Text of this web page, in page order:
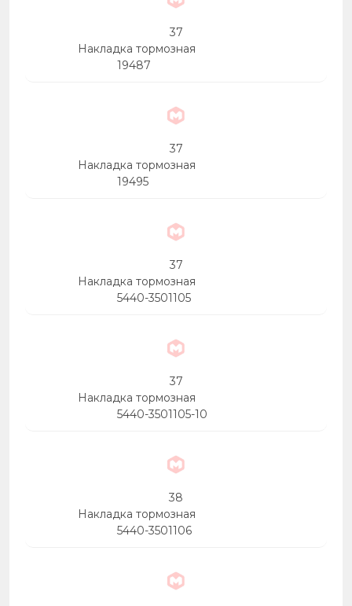
37
Накладка тормозная
19487
37
Накладка тормозная
19495
37
Накладка тормозная
5440-3501105
37
Накладка тормозная
5440-3501105-10
38
Накладка тормозная
5440-3501106